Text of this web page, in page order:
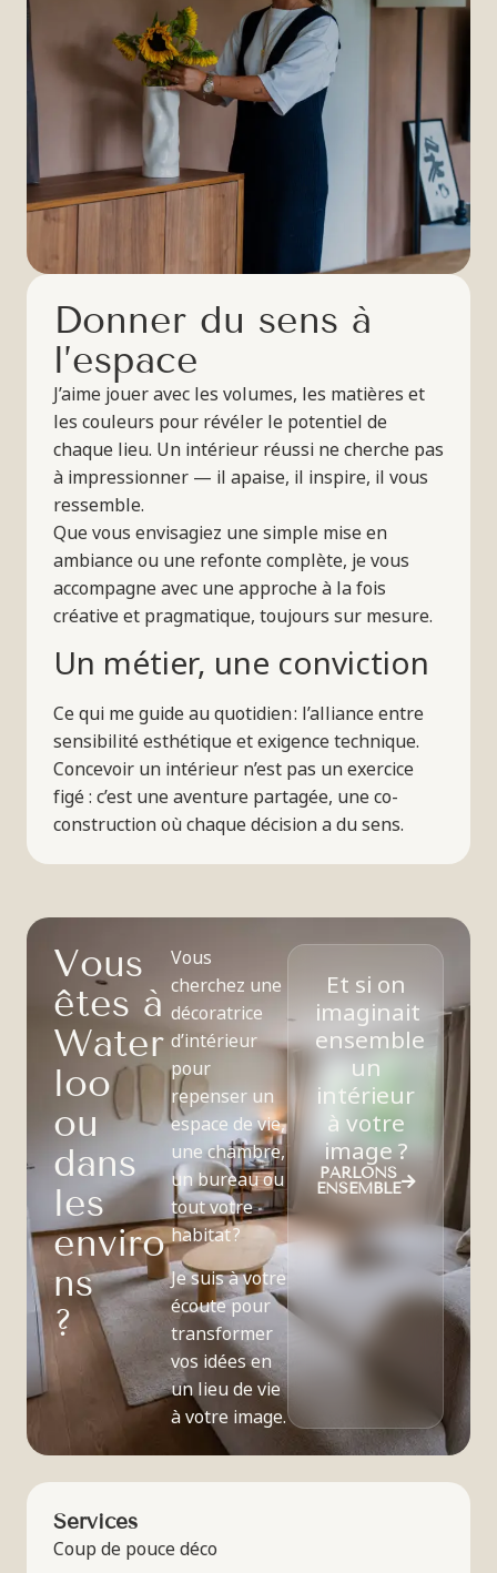
Donner du sens à
l’espace
J’aime jouer avec les volumes, les matières et
les couleurs pour révéler le potentiel de
chaque lieu. Un intérieur réussi ne cherche pas
à impressionner — il apaise, il inspire, il vous
ressemble.
Que vous envisagiez une simple mise en
ambiance ou une refonte complète, je vous
accompagne avec une approche à la fois
créative et pragmatique, toujours sur mesure.
Un métier, une conviction
Ce qui me guide au quotidien : l’alliance entre
sensibilité esthétique et exigence technique.
Concevoir un intérieur n’est pas un exercice
figé : c’est une aventure partagée, une co-
construction où chaque décision a du sens.
Vous
êtes à
Water
loo
ou
dans
les
enviro
ns
?
Vous
cherchez une
décoratrice
d’intérieur
pour
repenser un
espace de vie,
une chambre,
un bureau ou
tout votre
habitat ?
Je suis à votre
écoute pour
transformer
vos idées en
un lieu de vie
à votre image.
Et si on
imaginait
ensemble
un
intérieur
à votre
image ?
PARLONS
ENSEMBLE
Services
Coup de pouce déco